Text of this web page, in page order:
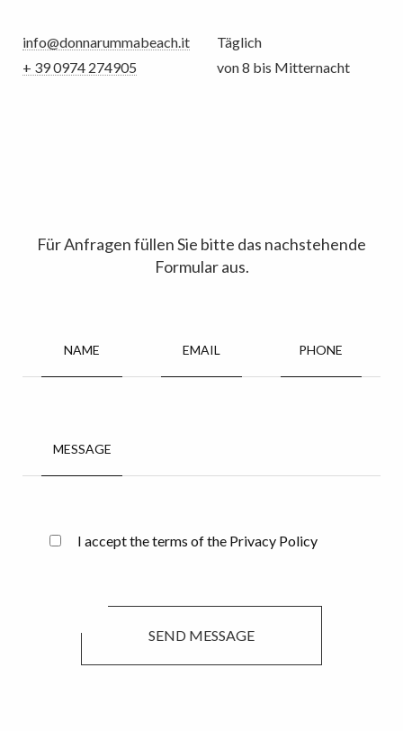
info@donnarummabeach.it
+ 39 0974 274905
Täglich
von 8 bis Mitternacht
Für Anfragen füllen Sie bitte das nachstehende
Formular aus.
NAME EMAIL PHONE
MESSAGE
I accept the terms of the Privacy Policy
SEND MESSAGE